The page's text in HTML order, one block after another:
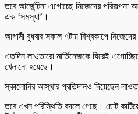
তবে আর্জেন্টিনা এগোচ্ছে নিজেদের
এক ‘সমস্যা’।
আগামী বুধবার সকাল ৭টায় বিশ্বকাপে
এতদিন লাওতারো মার্তিনেজকে ঘিরেই
খেলানো হয়েছে।
স্কালোনির আস্থার প্রতিদানও দিয়েছেন
তবে এখন পরিস্থিতি বদলে গেছে। চোট